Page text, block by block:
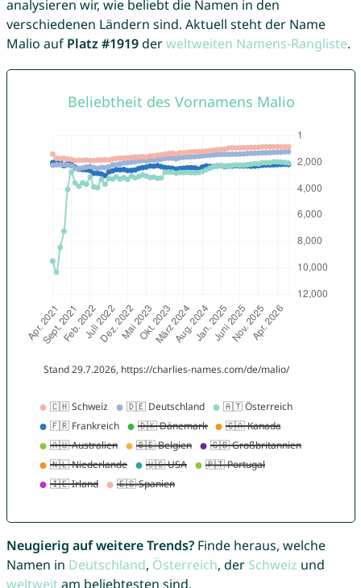
analysieren wir, wie beliebt die Namen in den
verschiedenen Ländern sind. Aktuell steht der Name
Malio auf Platz #1919derweltweiten Namens-Rangliste.
Neugierig auf weitere Trends?Finde heraus, welche
Namen in Deutschland, Österreich, der Schweiz und
weltweitam beliebtesten sind.